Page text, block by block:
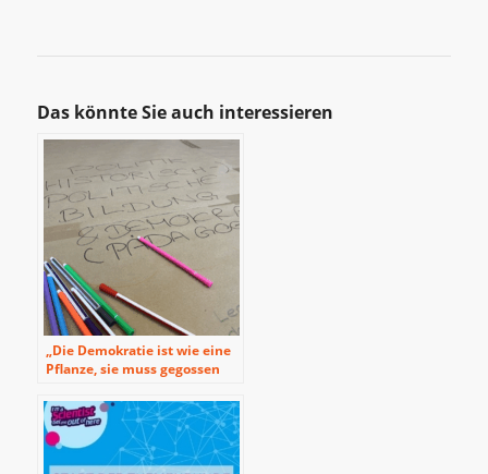
Das könnte Sie auch interessieren
„Die Demokratie ist wie eine
Pflanze, sie muss gegossen
voller Blüte zu kommen.
Wenn sich niemand um sie
kümmert, geht sie ein“ –
Rückblick auf die Aktionstage